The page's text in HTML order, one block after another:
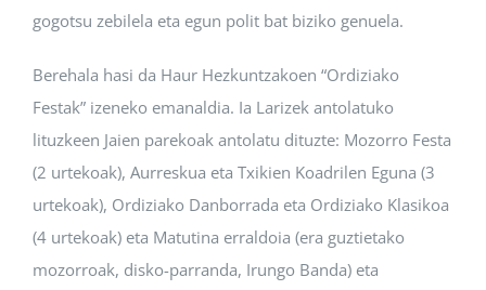
gogotsu zebilela eta egun polit bat biziko genuela.
Berehala hasi da Haur Hezkuntzakoen “Ordiziako
Festak” izeneko emanaldia. Ia Larizek antolatuko
lituzkeen Jaien parekoak antolatu dituzte: Mozorro Festa
(2 urtekoak), Aurreskua eta Txikien Koadrilen Eguna (3
urtekoak), Ordiziako Danborrada eta Ordiziako Klasikoa
(4 urtekoak) eta Matutina erraldoia (era guztietako
mozorroak, disko-parranda, Irungo Banda) eta